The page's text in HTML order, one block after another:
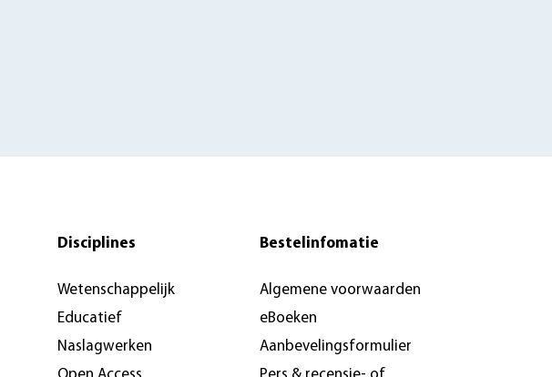
Disciplines
Wetenschappelijk
Educatief
Naslagwerken
Bestelinfomatie
Algemene voorwaarden
eBoeken
Aanbevelingsformulier